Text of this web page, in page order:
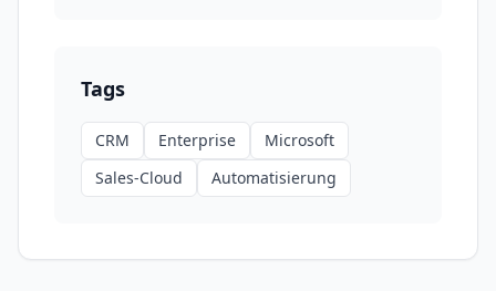
Tags
CRM Enterprise
Microsoft
Sales-Cloud
Automatisierung